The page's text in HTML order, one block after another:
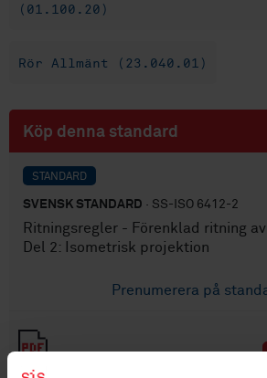
(01.100.20)
Rör Allmänt (23.040.01)
Köp denna standard
STANDARD
SVENSK STANDARD · SS-ISO 6412-2
Ritningsregler - Förenklad ritning
Del 2: Isometrisk projektion
Prenumerera på